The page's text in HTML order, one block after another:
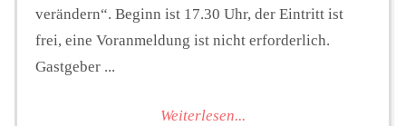
verändern“. Beginn ist 17.30 Uhr, der Eintritt ist
frei, eine Voranmeldung ist nicht erforderlich.
Gastgeber ...
Weiterlesen...